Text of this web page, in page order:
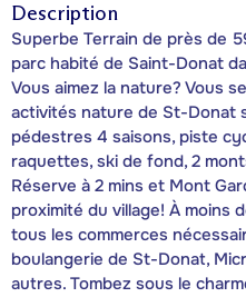
Description
Superbe Terrain de près de
parc habité de Saint-Donat
Vous aimez la nature? Vous
activités nature de St-Donat
pédestres 4 saisons, piste
raquettes, ski de fond, 2
Réserve à 2 mins et Mont
proximité du village! À moins
tous les commerces
boulangerie de St-Donat,
autres. Tombez sous le